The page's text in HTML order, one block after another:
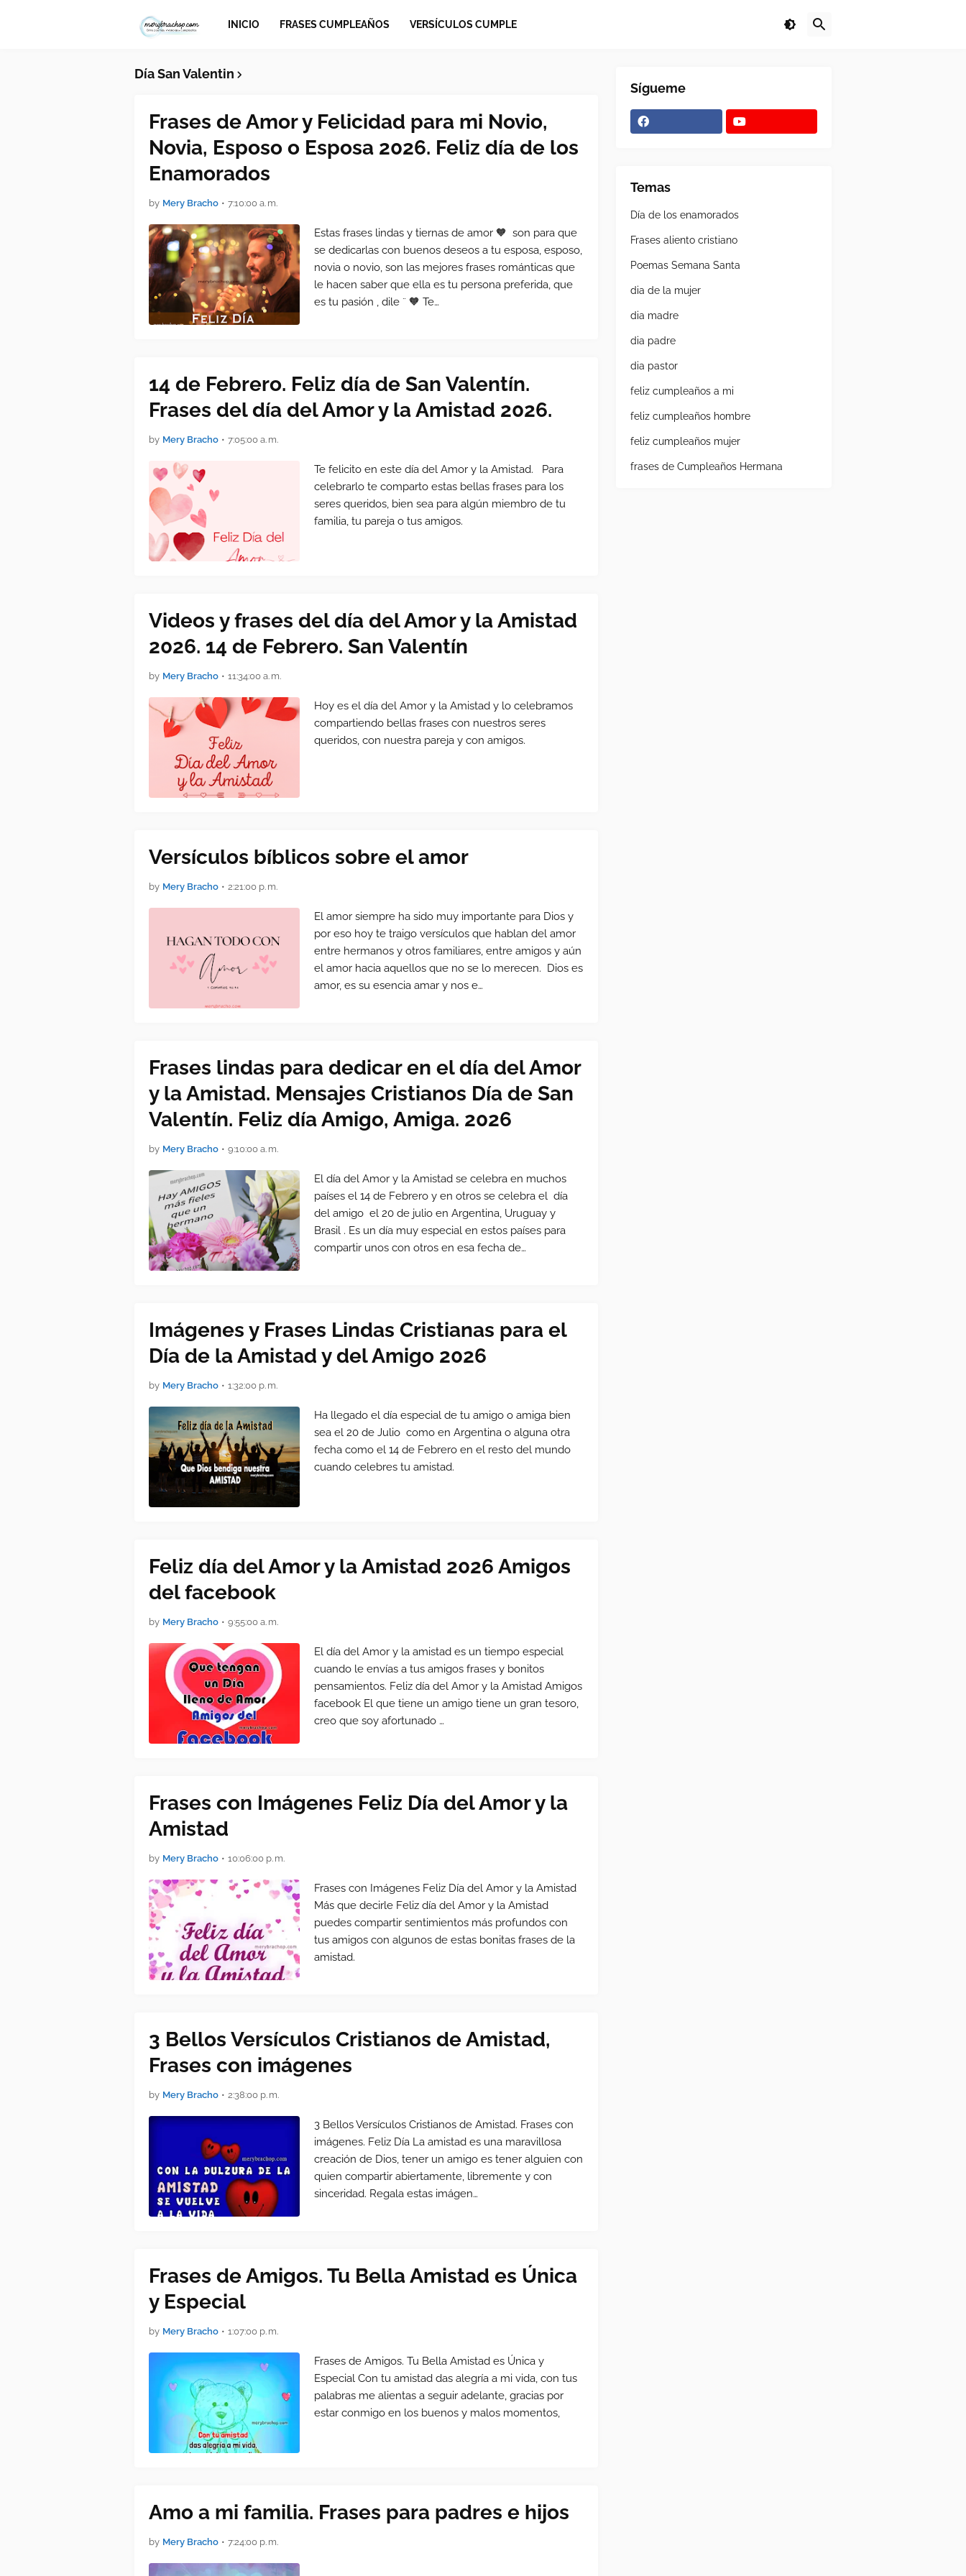
INICIO FRASES CUMPLEAÑOS VERSÍCULOS CUMPLE
Día San Valentin
Frases de Amor y Felicidad para mi Novio,
Novia, Esposo o Esposa 2026. Feliz día de los
Enamorados
by Mery Bracho • 7:10:00 a. m.
Estas frases lindas y tiernas de amor 🧡 son para que
se dedicarlas con buenos deseos a tu esposa, esposo,
novia o novio, son las mejores frases románticas que
le hacen saber que ella es tu persona preferida, que
es tu pasión , dile ¨ 🧡 Te…
14 de Febrero. Feliz día de San Valentín.
Frases del día del Amor y la Amistad 2026.
by Mery Bracho • 7:05:00 a. m.
Te felicito en este día del Amor y la Amistad. Para
celebrarlo te comparto estas bellas frases para los
seres queridos, bien sea para algún miembro de tu
familia, tu pareja o tus amigos.
Videos y frases del día del Amor y la Amistad
2026. 14 de Febrero. San Valentín
by Mery Bracho • 11:34:00 a. m.
Hoy es el día del Amor y la Amistad y lo celebramos
compartiendo bellas frases con nuestros seres
queridos, con nuestra pareja y con amigos.
Versículos bíblicos sobre el amor
by Mery Bracho • 2:21:00 p. m.
El amor siempre ha sido muy importante para Dios y
por eso hoy te traigo versículos que hablan del amor
entre hermanos y otros familiares, entre amigos y aún
el amor hacia aquellos que no se lo merecen. Dios es
amor, es su esencia amar y nos e…
Frases lindas para dedicar en el día del Amor
y la Amistad. Mensajes Cristianos Día de San
Valentín. Feliz día Amigo, Amiga. 2026
by Mery Bracho • 9:10:00 a. m.
El día del Amor y la Amistad se celebra en muchos
países el 14 de Febrero y en otros se celebra el día
del amigo el 20 de julio en Argentina, Uruguay y
Brasil . Es un día muy especial en estos países para
compartir unos con otros en esa fecha de…
Imágenes y Frases Lindas Cristianas para el
Día de la Amistad y del Amigo 2026
by Mery Bracho • 1:32:00 p. m.
Ha llegado el día especial de tu amigo o amiga bien
sea el 20 de Julio como en Argentina o alguna otra
fecha como el 14 de Febrero en el resto del mundo
cuando celebres tu amistad.
Feliz día del Amor y la Amistad 2026 Amigos
del facebook
by Mery Bracho • 9:55:00 a. m.
El día del Amor y la amistad es un tiempo especial
cuando le envías a tus amigos frases y bonitos
pensamientos. Feliz día del Amor y la Amistad Amigos
facebook El que tiene un amigo tiene un gran tesoro,
creo que soy afortunado …
Frases con Imágenes Feliz Día del Amor y la
Amistad
by Mery Bracho • 10:06:00 p. m.
Frases con Imágenes Feliz Día del Amor y la Amistad
Más que decirle Feliz día del Amor y la Amistad
puedes compartir sentimientos más profundos con
tus amigos con algunos de estas bonitas frases de la
amistad.
3 Bellos Versículos Cristianos de Amistad,
Frases con imágenes
by Mery Bracho • 2:38:00 p. m.
3 Bellos Versículos Cristianos de Amistad. Frases con
imágenes. Feliz Día La amistad es una maravillosa
creación de Dios, tener un amigo es tener alguien con
quien compartir abiertamente, libremente y con
sinceridad. Regala estas imágen…
Frases de Amigos. Tu Bella Amistad es Única
y Especial
by Mery Bracho • 1:07:00 p. m.
Frases de Amigos. Tu Bella Amistad es Única y
Especial Con tu amistad das alegría a mi vida, con tus
palabras me alientas a seguir adelante, gracias por
estar conmigo en los buenos y malos momentos,
Amo a mi familia. Frases para padres e hijos
by Mery Bracho • 7:24:00 p. m.
Sígueme
Temas
Día de los enamorados
Frases aliento cristiano
Poemas Semana Santa
dia de la mujer
dia madre
dia padre
dia pastor
feliz cumpleaños a mi
feliz cumpleaños hombre
feliz cumpleaños mujer
frases de Cumpleaños Hermana